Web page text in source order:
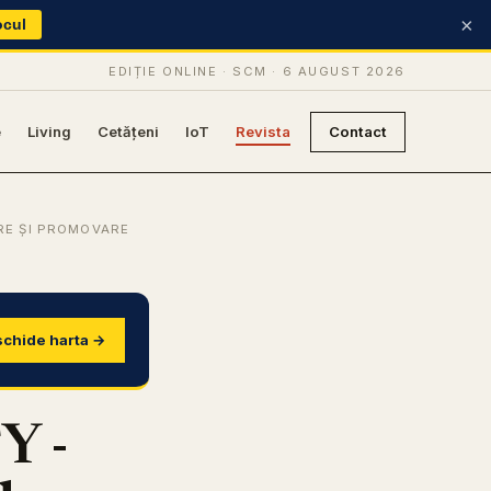
×
EDIȚIE ONLINE · SCM · 6 AUGUST 2026
Living Cetățeni IoT Revista Contact
ȘI PROMOVARE
harta →
-